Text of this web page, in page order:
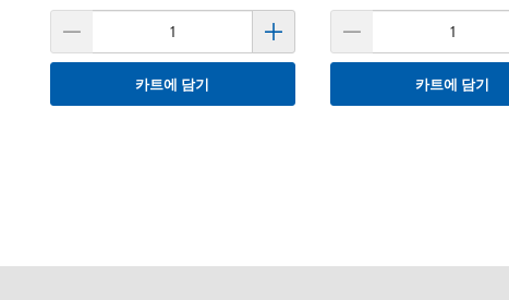
카트에 담기 카트에 담기